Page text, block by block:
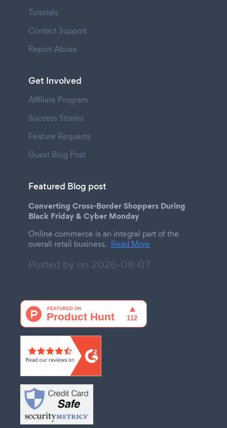
Tutorials
Contact Support
Report Abuse
Get Involved
Affiliate Program
Success Stories
Feature Requests
Guest Blog Post
Featured Blog post
Converting Cross-Border Shoppers During
Black Friday & Cyber Monday
Online commerce is an integral part of the
overall retail business. Read More
Posted by on 2026-08-07